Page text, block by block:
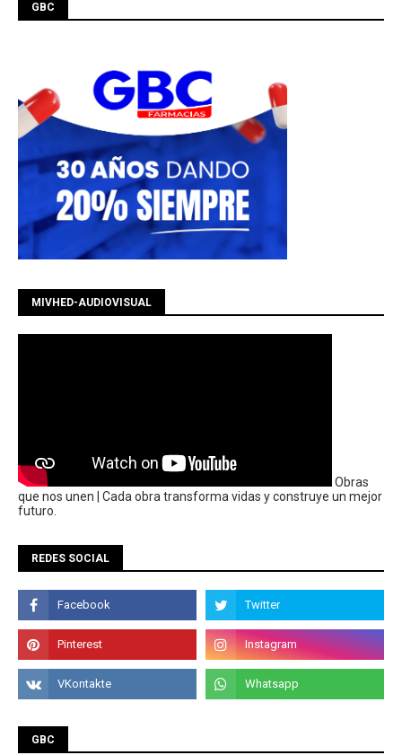
GBC
MIVHED-AUDIOVISUAL
Obras
que nos unen | Cada obra transforma vidas y construye un mejor
futuro.
REDES SOCIAL
GBC